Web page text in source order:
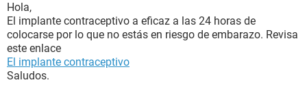
Hola,
El implante contraceptivo a eficaz a las 24 horas de
colocarse por lo que no estás en riesgo de embarazo. Revisa
este enlace
El implante contraceptivo
Saludos.